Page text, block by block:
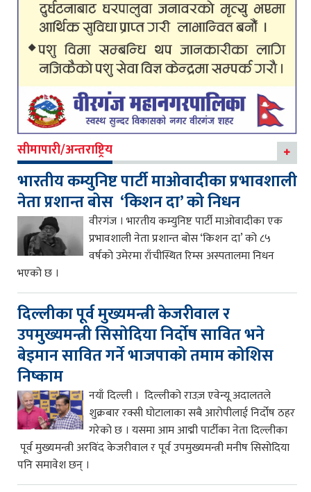
सीमापारी/अन्तराष्ट्रिय
भारतीय कम्युनिष्ट पार्टी माओवादीका प्रभावशाली
नेता प्रशान्त बोस ‘किशन दा’ को निधन
वीरगंज । भारतीय कम्युनिष्ट पार्टी माओवादीका एक
प्रभावशाली नेता प्रशान्त बोस ‘किशन दा’ को ८५
वर्षको उमेरमा राँचीस्थित रिम्स अस्पतालमा निधन
भएको छ ।
दिल्लीका पूर्व मुख्यमन्त्री केजरीवाल र
उपमुख्यमन्त्री सिसोदिया निर्दोष सावित भने
बेइमान सावित गर्ने भाजपाको तमाम कोशिस
निष्काम
नयाँ दिल्ली । दिल्लीको राउज़ एवेन्यू अदालतले
शुक्रबार रक्सी घोटालाका सबै आरोपीलाई निर्दोष ठहर
गरेको छ । यसमा आम आद्मी पार्टीका नेता दिल्लीका
पूर्व मुख्यमन्त्री अरविंद केजरीवाल र पूर्व उपमुख्यमन्त्री मनीष सिसोदिया
पनि समावेश छन् ।